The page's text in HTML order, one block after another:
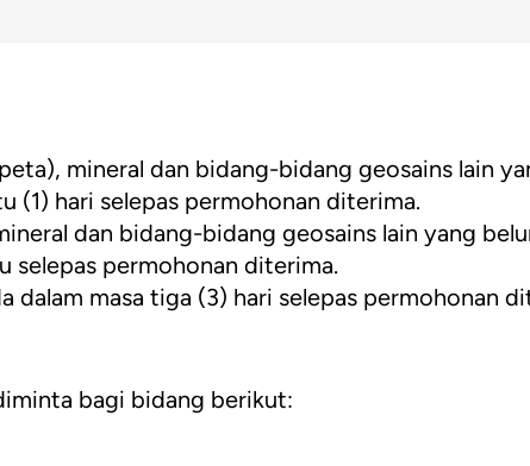
mineral dan bidang-bidang geosains lain
(1) hari selepas permohonan diterima.
dan bidang-bidang geosains lain yang
selepas permohonan diterima.
dalam masa tiga (3) hari selepas permohonan
bagi bidang berikut: